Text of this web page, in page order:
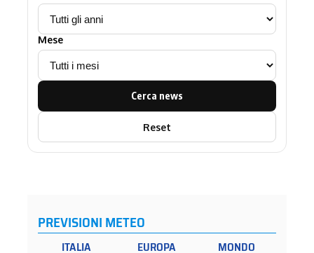
Mese
Cerca news
Reset